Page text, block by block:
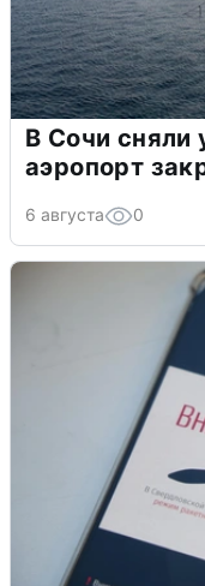
В Сочи сняли
аэропорт
6 августа 0